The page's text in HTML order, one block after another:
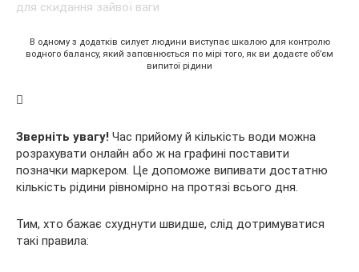
В одному з додатків силует людини виступає шкалою для контролю
водного балансу, який заповнюється по мірі того, як ви додаєте об’єм
випитої рідини
Зверніть увагу! Час прийому й кількість води можна
розрахувати онлайн або ж на графині поставити
позначки маркером. Це допоможе випивати достатню
кількість рідини рівномірно на протязі всього дня.
Тим, хто бажає схуднути швидше, слід дотримуватися
такі правила: